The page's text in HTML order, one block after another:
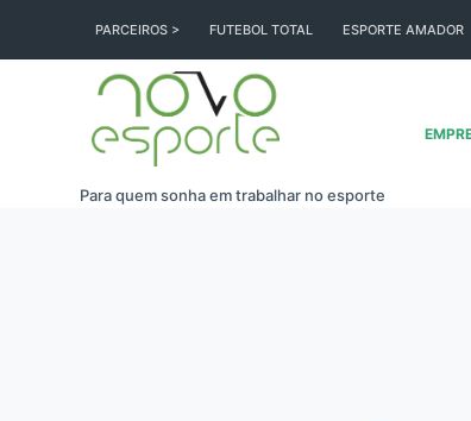
PARCEIROS > FUTEBOL TOTAL ESPORTE AMADOR
Para quem sonha em trabalhar no esporte